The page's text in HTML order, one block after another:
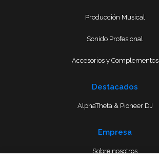
Producción Musical
Sonido Profesional
Accesorios y Complementos
Destacados
AlphaTheta & Pioneer DJ
Empresa
Sobre nosotros